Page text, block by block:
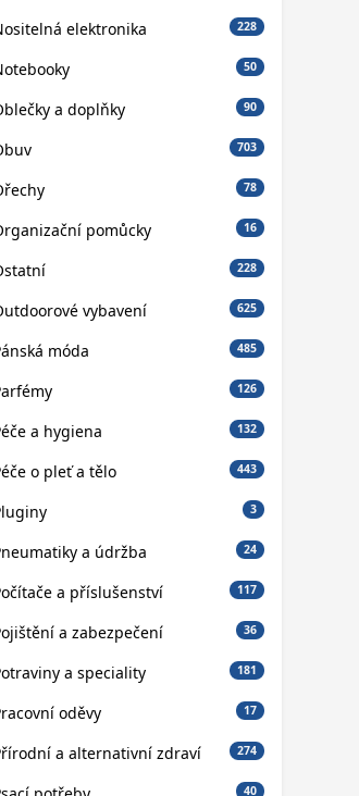
elektronika 228
50
a doplňky 90
703
78
pomůcky 16
228
vybavení 625
móda 485
126
a hygiena 132
o pleť a tělo 443
3
a údržba 24
a příslušenství 117
a zabezpečení 36
a speciality 181
oděvy 17
a alternativní zdraví 274
40